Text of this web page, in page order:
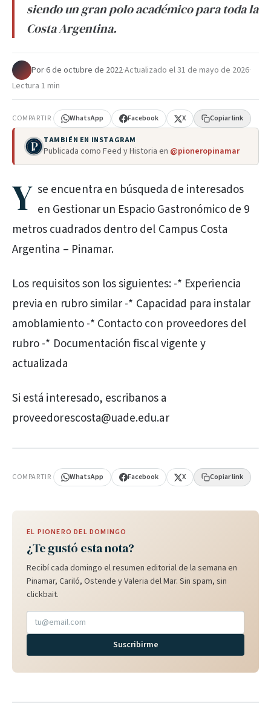
siendo un gran polo académico para toda la
Costa Argentina.
Por·6 de octubre de 2022·Actualizado el31 de mayo de 2026·
Lectura 1 min
COMPARTIR WhatsApp Facebook X Copiar link
TAMBIÉN EN INSTAGRAM
Publicada como Feed y Historia en @pioneropinamar
Y se encuentra en búsqueda de interesados
en Gestionar un Espacio Gastronómico de 9
metros cuadrados dentro del Campus Costa
Argentina – Pinamar.
Los requisitos son los siguientes: -* Experiencia
previa en rubro similar -* Capacidad para instalar
amoblamiento -* Contacto con proveedores del
rubro -* Documentación fiscal vigente y
actualizada
Si está interesado, escribanos a
proveedorescosta@uade.edu.ar
COMPARTIR WhatsApp Facebook X Copiar link
EL PIONERO DEL DOMINGO
¿Te gustó esta nota?
Recibí cada domingo el resumen editorial de la semana en
Pinamar, Cariló, Ostende y Valeria del Mar. Sin spam, sin
clickbait.
Suscribirme